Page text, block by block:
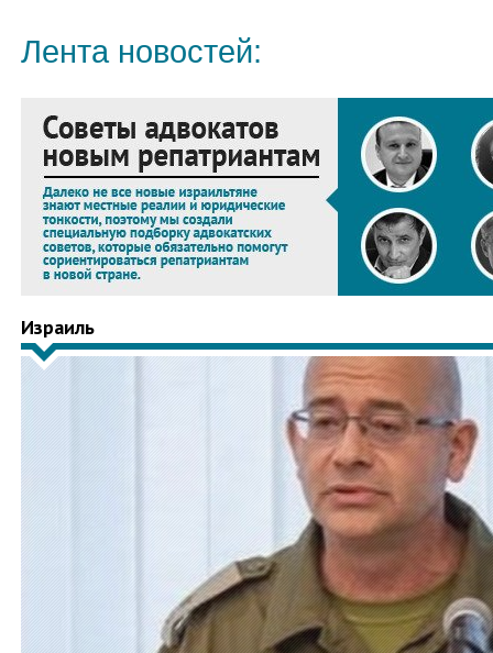
Лента новостей:
Израиль